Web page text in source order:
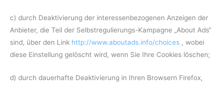
c) durch Deaktivierung der interessenbezogenen Anzeigen der
Anbieter, die Teil der Selbstregulierungs-Kampagne „About Ads“
sind, über den Link http://www.aboutads.info/choices , wobei
diese Einstellung gelöscht wird, wenn Sie Ihre Cookies löschen;
d) durch dauerhafte Deaktivierung in Ihren Browsern Firefox,